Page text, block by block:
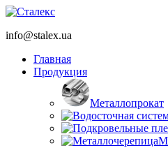
info@stalex.ua
Главная
Продукция
Металлопрокат